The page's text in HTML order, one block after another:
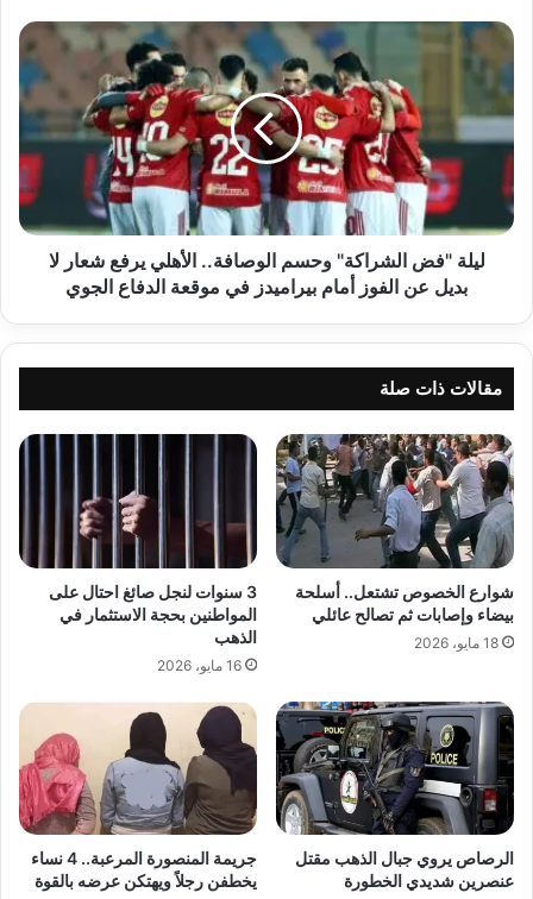
والزمالك
ليلة
"فض
الأهلي
يرفع
شعار
لا
موقعة
الدفاع
الجوي
ليلة "فض الشراكة" وحسم الوصافة.. الأهلي يرفع شعار لا
بديل عن الفوز أمام بيراميدز في موقعة الدفاع الجوي
مقالات ذات صلة
شوارع الخصوص تشتعل.. أسلحة
بيضاء وإصابات ثم تصالح عائلي
18 مايو، 2026
3 سنوات لنجل صائغ احتال على
المواطنين بحجة الاستثمار في
الذهب
16 مايو، 2026
الرصاص يروي جبال الذهب مقتل
عنصرين شديدي الخطورة
جريمة المنصورة المرعبة.. 4 نساء
يخطفن رجلاً ويهتكن عرضه بالقوة